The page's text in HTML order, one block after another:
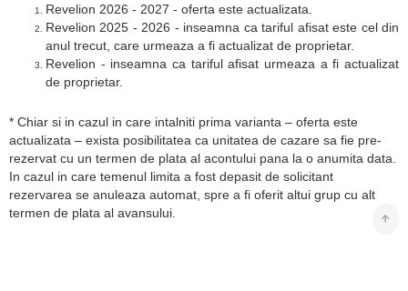
Revelion 2026 - 2027 - oferta este actualizata.
Revelion 2025 - 2026 - inseamna ca tariful afisat este cel din
anul trecut, care urmeaza a fi actualizat de proprietar.
Revelion - inseamna ca tariful afisat urmeaza a fi actualizat
de proprietar.
* Chiar si in cazul in care intalniti prima varianta – oferta este
actualizata – exista posibilitatea ca unitatea de cazare sa fie pre-
rezervat cu un termen de plata al acontului pana la o anumita data.
In cazul in care temenul limita a fost depasit de solicitant
rezervarea se anuleaza automat, spre a fi oferit altui grup cu alt
termen de plata al avansului.